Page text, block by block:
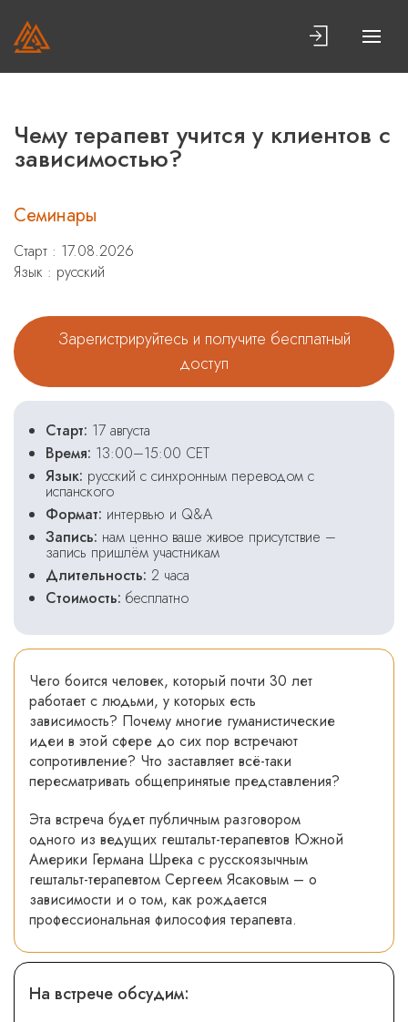
Чему терапевт учится у клиентов с
зависимостью?
Семинары
Старт : 17.08.2026
Язык : русский
Зарегистрируйтесь и получите бесплатный
доступ
Старт: 17 августа
Время: 13:00–15:00 CET
Язык: русский с синхронным переводом с
испанского
Формат: интервью и Q&A
Запись: нам ценно ваше живое присутствие –
запись пришлём участникам
Длительность: 2 часа
Стоимость: бесплатно
Чего боится человек, который почти 30 лет
работает с людьми, у которых есть
зависимость? Почему многие гуманистические
идеи в этой сфере до сих пор встречают
сопротивление? Что заставляет всё-таки
пересматривать общепринятые представления?
Эта встреча будет публичным разговором
одного из ведущих гештальт-терапевтов Южной
Америки Германа Шрека с русскоязычным
гештальт-терапевтом Сергеем Ясаковым – о
зависимости и о том, как рождается
профессиональная философия терапевта.
На встрече обсудим: